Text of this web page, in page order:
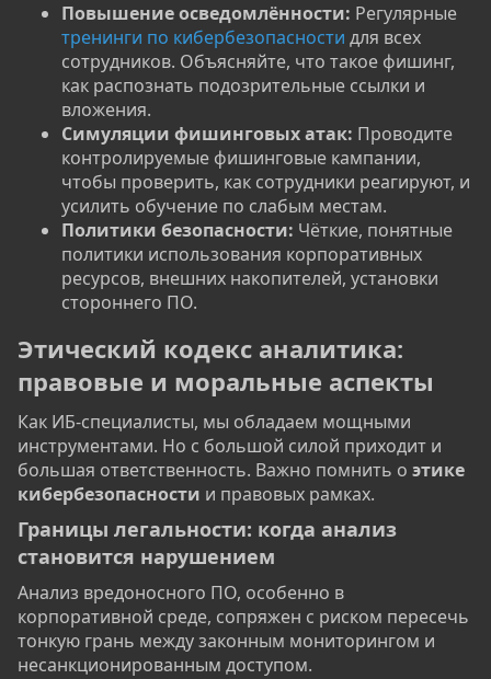
Повышение осведомлённости: Регулярные
тренинги по кибербезопасности для всех
сотрудников. Объясняйте, что такое фишинг,
как распознать подозрительные ссылки и
вложения.
Симуляции фишинговых атак: Проводите
контролируемые фишинговые кампании,
чтобы проверить, как сотрудники реагируют, и
усилить обучение по слабым местам.
Политики безопасности: Чёткие, понятные
политики использования корпоративных
ресурсов, внешних накопителей, установки
стороннего ПО.
Этический кодекс аналитика:
правовые и моральные аспекты​
Как ИБ-специалисты, мы обладаем мощными
инструментами. Но с большой силой приходит и
большая ответственность. Важно помнить о этике
кибербезопасности и правовых рамках.
Границы легальности: когда анализ
становится нарушением​
Анализ вредоносного ПО, особенно в
корпоративной среде, сопряжен с риском пересечь
тонкую грань между законным мониторингом и
несанкционированным доступом.